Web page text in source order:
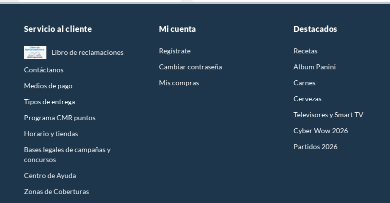
Servicio al cliente
Libro de reclamaciones
Contáctanos
Medios de pago
Tipos de entrega
Programa CMR puntos
Horario y tiendas
Bases legales de campañas y
concursos
Centro de Ayuda
Zonas de Coberturas
Mi cuenta
Regístrate
Cambiar contraseña
Mis compras
Destacados
Recetas
Album Panini
Carnes
Cervezas
Televisores y Smart TV
Cyber Wow 2026
Partidos 2026